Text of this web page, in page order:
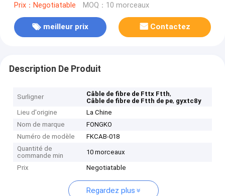
Prix：Negotiatable MOQ：10 morceaux
meilleur prix Contactez
Description De Produit
Surligner Câble de fibre de Fttx Ftth,
Câble de fibre de Ftth de pe, gyxtc8y
Lieu d'origine
La Chine
Nom de marque
FONGKO
Numéro de modèle
FKCAB-018
Quantité de
commande min
10 morceaux
Prix Negotiatable
Regardez plus